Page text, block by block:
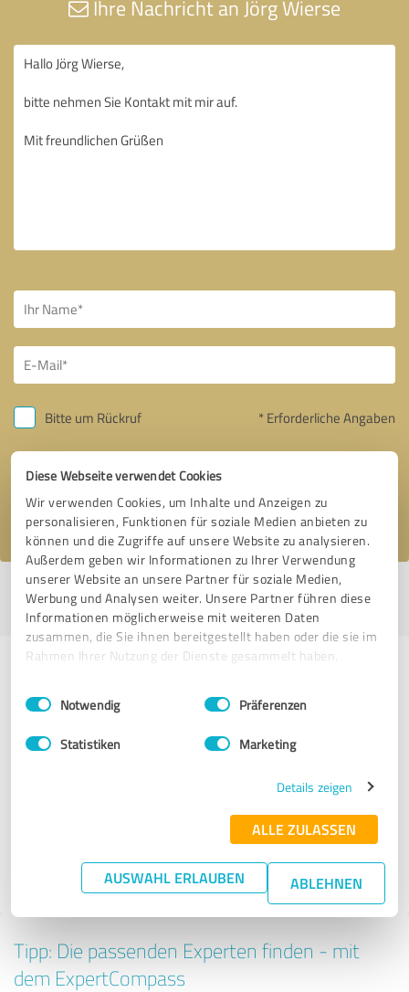
Diese Webseite verwendet Cookies
Wir verwenden Cookies, um Inhalte und Anzeigen zu
personalisieren, Funktionen für soziale Medien anbieten zu
können und die Zugriffe auf unsere Website zu analysieren.
Außerdem geben wir Informationen zu Ihrer Verwendung
unserer Website an unsere Partner für soziale Medien,
Werbung und Analysen weiter. Unsere Partner führen diese
Informationen möglicherweise mit weiteren Daten
zusammen, die Sie ihnen bereitgestellt haben oder die sie im
Rahmen Ihrer Nutzung der Dienste gesammelt haben.
Impressum Datenschutzbestimmungen
Einwilligungsauswahl
Notwendig Präferenzen
Statistiken Marketing
Details zeigen
ALLE ZULASSEN
AUSWAHL ERLAUBEN ABLEHNEN
Ihre Nachricht an Jörg Wierse
Bitte um Rückruf * Erforderliche Angaben
Nachricht senden
Ich stimme den Datenschutzbestimmungenzu.
Profil aktiv seit 12.02.2022 |Letzte Aktualisierung: 01.06.2023|Profil
melden
Anbietern aus dem Bereich
4.94 von 5
Tipp: Die passenden Experten finden - mit
dem ExpertCompass